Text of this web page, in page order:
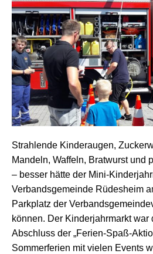
Strahlende Kinderaugen,
Mandeln, Waffeln, Bratwurst und
– besser hätte der Mini-
Verbandsgemeinde Rüdesheim
Parkplatz der
können. Der Kinderjahrmarkt war
Abschluss der „Ferien-Spaß-
Sommerferien mit vielen Events